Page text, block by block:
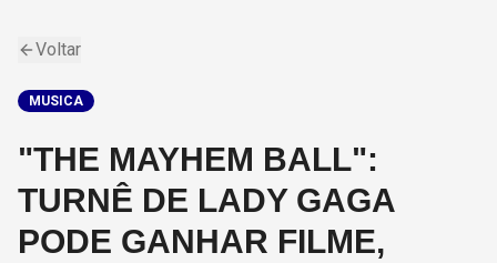
Voltar
MUSICA
"THE MAYHEM BALL":
TURNÊ DE LADY GAGA
PODE GANHAR FILME,